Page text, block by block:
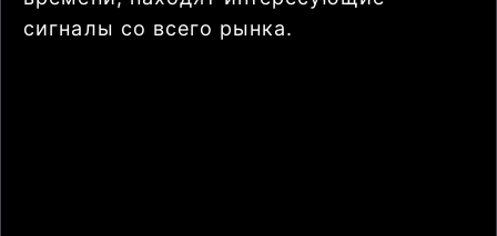
сигналы со всего рынка.